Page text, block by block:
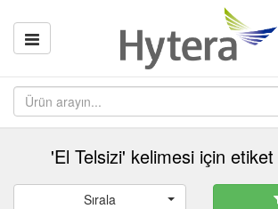
'El Telsizi' kelimesi için etiket
Sırala